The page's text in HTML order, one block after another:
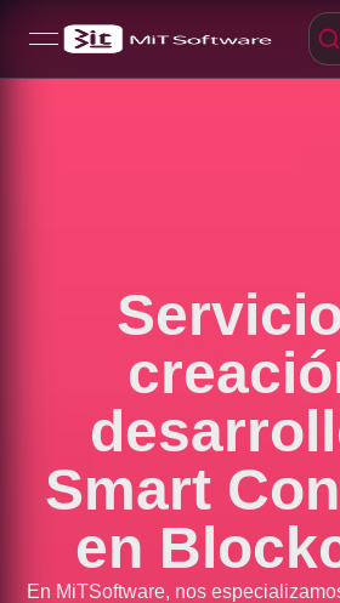
open navigation menu
Smart
en
En MiTSoftware, nos